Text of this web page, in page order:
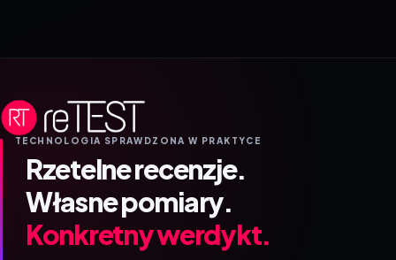
TECHNOLOGIA SPRAWDZONA W PRAKTYCE
Rzetelne recenzje.
Własne pomiary.
Konkretny werdykt.